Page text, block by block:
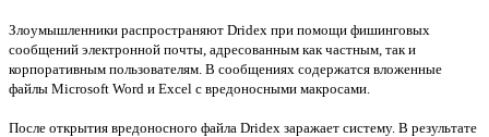
Злоумышленники распространяют Dridex при помощи фишинговых
сообщений электронной почты, адресованным как частным, так и
корпоративным пользователям. В сообщениях содержатся вложенные
файлы Microsoft Word и Excel с вредоносными макросами.
После открытия вредоносного файла Dridex заражает систему. В результате